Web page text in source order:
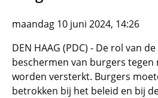
maandag 10 juni 2024, 14:26
DEN HAAG (PDC) - De rol van
beschermen van burgers
worden versterkt. Burgers
betrokken bij het beleid en bij